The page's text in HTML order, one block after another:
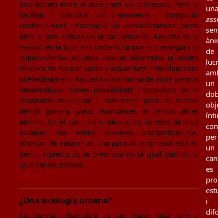
interactuen entre si accelerant els processos. Però la
facilitat i velocitat de transmetre i compartir
contínuament informació no necessàriament porta
amb si una millora en la comunicació. Aquesta és la
realitat en la qual ens trobem, la que ens assegura la
supervivència. Aquesta realitat determina la nostra
manera de pensar, sentir i actuar tant individual com
col•lectivament. Aquesta nova forma de viure permet
desenvolupar noves possibilitats i capacitats de la
creativitat individual i col•lectiva però al mateix
temps genera greus mancances en molts altres
àmbits. En el camí hem perdut les formes de vida
estables, les velles maneres d'organitzar-nos,
d'actuar, de valorar, en una paraula la cohesió està en
perill. Aquesta és la premissa de la qual partim, la
qual cal reconèixer.
¿Una axiología urbana?
La ciència urbanística va ser inaugurada com a
una
de
un
per
un
es
i